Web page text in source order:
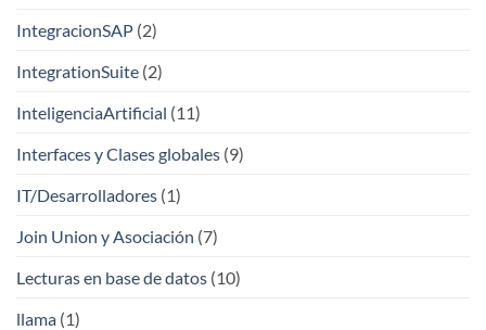
IntegracionSAP (2)
IntegrationSuite (2)
InteligenciaArtificial (11)
Interfaces y Clases globales (9)
IT/Desarrolladores (1)
Join Union y Asociación (7)
Lecturas en base de datos (10)
llama (1)